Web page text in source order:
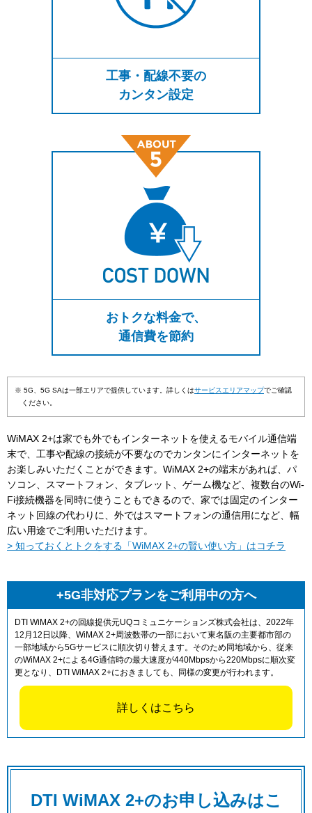
工事・配線不要の
カンタン設定
おトクな料金で、
通信費を節約
※ 5G、5G SAは一部エリアで提供しています。詳しくはサービスエリアマップでご確認
ください。
WiMAX 2+は家でも外でもインターネットを使えるモバイル通信端
末で、工事や配線の接続が不要なのでカンタンにインターネットを
お楽しみいただくことができます。WiMAX 2+の端末があれば、パ
ソコン、スマートフォン、タブレット、ゲーム機など、複数台のWi-
Fi接続機器を同時に使うこともできるので、家では固定のインター
ネット回線の代わりに、外ではスマートフォンの通信用になど、幅
広い用途でご利用いただけます。
> 知っておくとトクをする「WiMAX 2+の賢い使い方」はコチラ
+5G非対応プランをご利用中の方へ
DTI WiMAX 2+の回線提供元UQコミュニケーションズ株式会社は、2022年
12月12日以降、WiMAX 2+周波数帯の一部において東名阪の主要都市部の
一部地域から5Gサービスに順次切り替えます。そのため同地域から、従来
のWiMAX 2+による4G通信時の最大速度が440Mbpsから220Mbpsに順次変
更となり、DTI WiMAX 2+におきましても、同様の変更が行われます。
詳しくはこちら
DTI WiMAX 2+のお申し込みはこ